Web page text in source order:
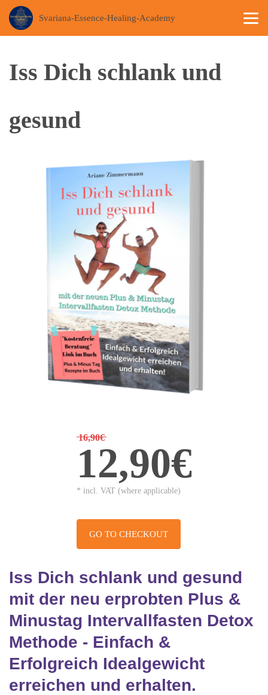
Svariana-Essence-Healing-Academy
BACK
Iss Dich schlank und
gesund
16,90€
12,90€
* incl. VAT (where applicable)
GO TO CHECKOUT
Iss Dich schlank und gesund
mit der neu erprobten Plus &
Minustag Intervallfasten Detox
Methode - Einfach &
Erfolgreich Idealgewicht
erreichen und erhalten.